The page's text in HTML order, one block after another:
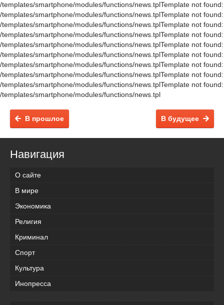
/templates/smartphone/modules/functions/news.tplTemplate not found:
/templates/smartphone/modules/functions/news.tplTemplate not found:
/templates/smartphone/modules/functions/news.tplTemplate not found:
/templates/smartphone/modules/functions/news.tplTemplate not found:
/templates/smartphone/modules/functions/news.tplTemplate not found:
/templates/smartphone/modules/functions/news.tplTemplate not found:
/templates/smartphone/modules/functions/news.tplTemplate not found:
/templates/smartphone/modules/functions/news.tplTemplate not found:
/templates/smartphone/modules/functions/news.tplTemplate not found:
/templates/smartphone/modules/functions/news.tpl
В будущее
В прошлое
Навигация
О сайте
В мире
Экономика
Религия
Криминал
Спорт
Культура
Инопресса